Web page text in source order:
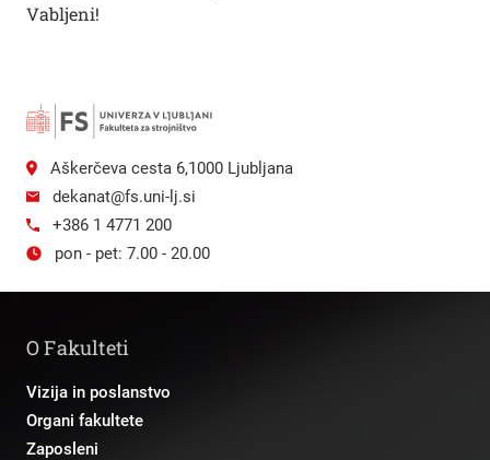
Vabljeni!
Aškerčeva cesta 6,1000 Ljubljana
dekanat@fs.uni-lj.si
+386 1 4771 200
pon - pet: 7.00 - 20.00
O Fakulteti
Vizija in poslanstvo
Organi fakultete
Zaposleni